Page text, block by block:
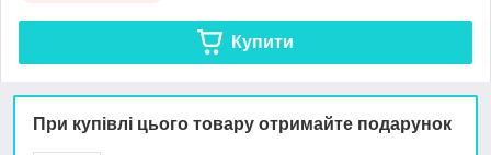
Купити
При купівлі цього товару отримайте подарунок